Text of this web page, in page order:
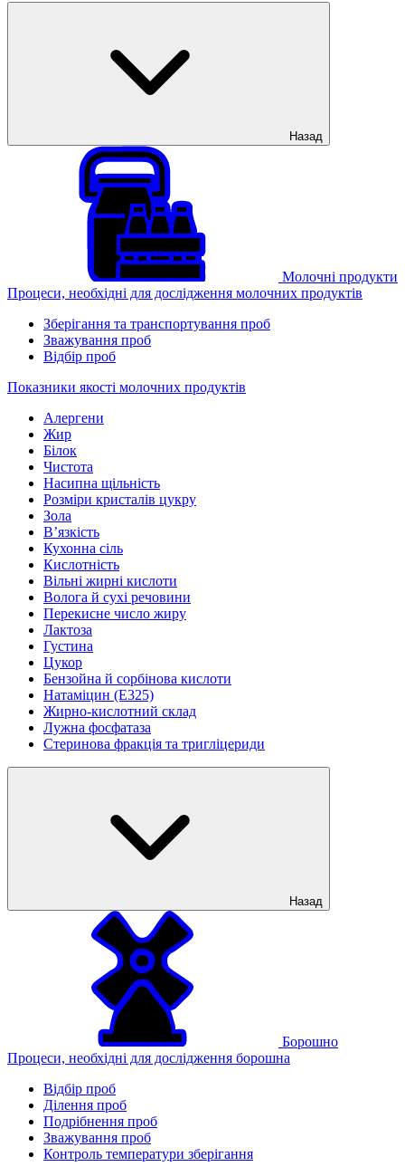
Назад
Молочні продукти
Процеси, необхідні для дослідження молочних продуктів
Зберігання та транспортування проб
Зважування проб
Відбір проб
Показники якості молочних продуктів
Алергени
Жир
Білок
Чистота
Насипна щільність
Розміри кристалів цукру
Зола
В’язкість
Кухонна сіль
Кислотність
Вільні жирні кислоти
Волога й сухі речовини
Перекисне число жиру
Лактоза
Густина
Цукор
Бензойна й сорбінова кислоти
Натаміцин (Е325)
Жирно-кислотний склад
Лужна фосфатаза
Стеринова фракція та тригліцериди
Назад
Борошно
Процеси, необхідні для дослідження борошна
Відбір проб
Ділення проб
Подрібнення проб
Зважування проб
Контроль температури зберігання